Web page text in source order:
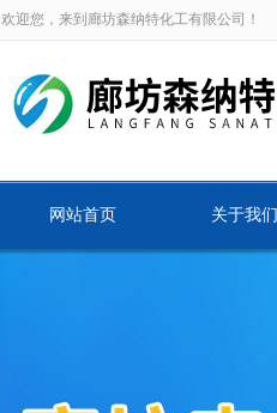
欢迎您，来到廊坊森纳特化工有限公司！
网站首页 关于我们